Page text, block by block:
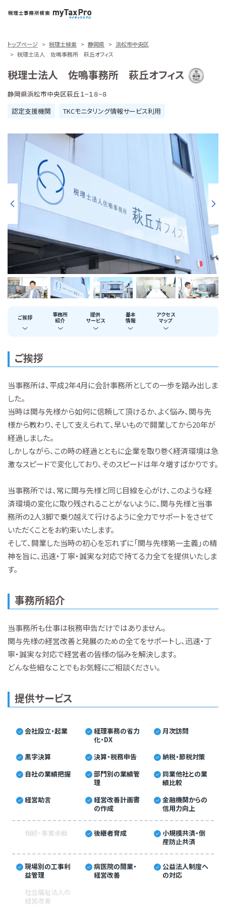
トップページ 税理士検索 静岡県
浜松市中央区
税理士法人 佐鳴事務所 萩丘オフィス
税理士法人 佐鳴事務所 萩丘オフィス
静岡県浜松市中央区萩丘１−１８−８
認定支援機関
TKCモニタリング情報サービス利用
ご挨拶
事務所
紹介
提供
サービス
基本
情報
アクセス
マップ
ご挨拶
当事務所は、平成2年4月に会計事務所としての一歩を踏み出しま
した。
当時は関与先様から如何に信頼して頂けるか、よく悩み、関与先
様から教わり、そして支えられて、早いもので開業してから20年が
経過しました。
しかしながら、この時の経過とともに企業を取り巻く経済環境は急
激なスピードで変化しており、そのスピードは年々増すばかりです。
当事務所では、常に関与先様と同じ目線を心がけ、このような経
済環境の変化に取り残されることがないように、関与先様と当事
務所の2人3脚で乗り越えて行けるように全力でサポートをさせて
いただくことをお約束いたします。
そして、開業した当時の初心を忘れずに「関与先様第一主義」の精
神を旨に、迅速・丁寧・誠実な対応で持てる力全てを提供いたしま
す。
事務所紹介
当事務所も仕事は税務申告だけではありません。
関与先様の経営改善と発展のための全てをサポートし、迅速・丁
寧・誠実な対応で経営者の皆様の悩みを解決します。
どんな些細なことでもお気軽にご相談ください。
提供サービス
会社設立・起業
経理事務の省力
化・DX
月次訪問
黒字決算 決算・税務申告
納税・節税対策
自社の業績把握
部門別の業績管
理
同業他社との業
績比較
経営助言
経営改善計画書
の作成
金融機関からの
信用力向上
相続・事業承継 後継者育成
小規模共済・倒
産防止共済
現場別の工事利
益管理
病医院の開業・
経営改善
公益法人制度へ
の対応
社会福祉法人の
経営改善